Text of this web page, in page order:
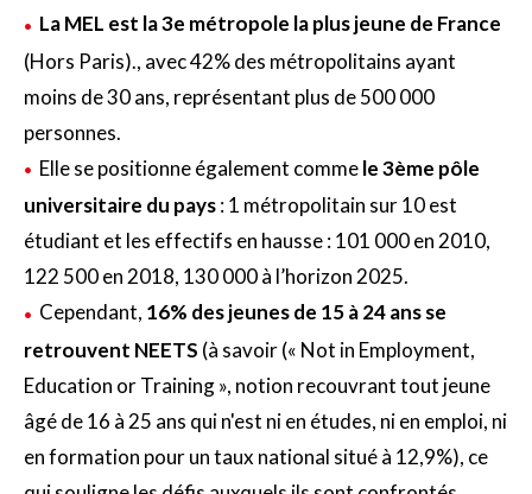
La MEL est la 3e métropole la plus jeune de France
(Hors Paris)., avec 42% des métropolitains ayant
moins de 30 ans, représentant plus de 500 000
personnes.
Elle se positionne également commele 3ème pôle
universitaire du pays: 1 métropolitain sur 10 est
étudiant et les effectifs en hausse : 101 000 en 2010,
122 500 en 2018, 130 000 à l’horizon 2025.
Cependant, 16% des jeunes de 15 à 24 ans se
retrouvent NEETS (à savoir (« Not in Employment,
Education or Training », notion recouvrant tout jeune
âgé de 16 à 25 ans qui n'est ni en études, ni en emploi, ni
en formation pour un taux national situé à 12,9%), ce